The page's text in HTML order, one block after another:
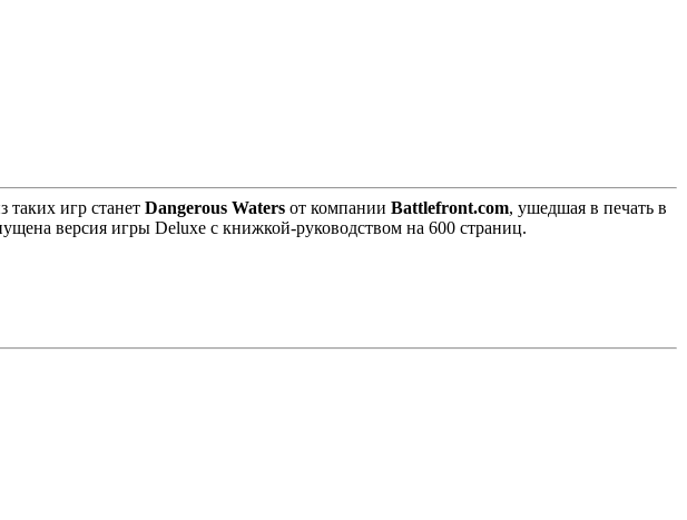
игр станет Dangerous Waters от компании Battlefront.com, ушедшая в печать в
версия игры Deluxe с книжкой-руководством на 600 страниц.